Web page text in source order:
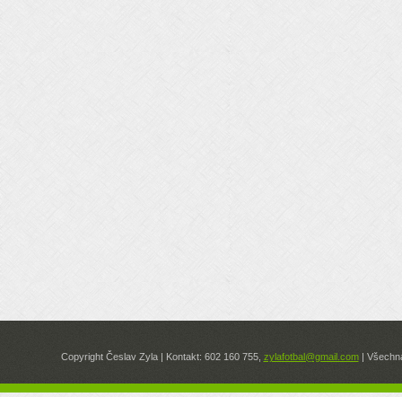
Copyright Česlav Zyla | Kontakt: 602 160 755, zylafotbal@gmail.com|